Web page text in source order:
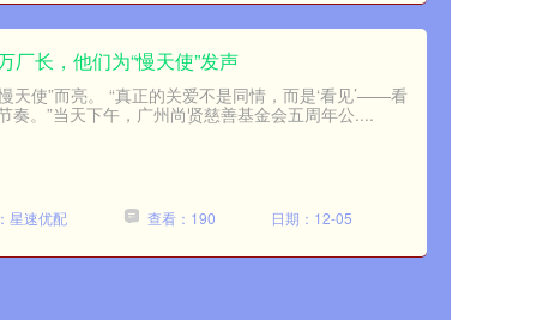
厂长，他们为“慢天使”发声
天使”而亮。 “真正的关爱不是同情，而是‘看见’——看
奏。”当天下午，广州尚贤慈善基金会五周年公....
星速优配 查看：190 日期：12-05